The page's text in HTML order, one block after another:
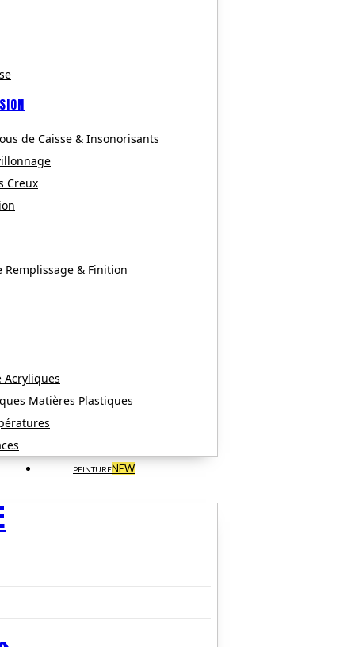
de Caisse & Insonorisants
Creux
Remplissage & Finition
Acryliques
Matières Plastiques
PEINTURENEW